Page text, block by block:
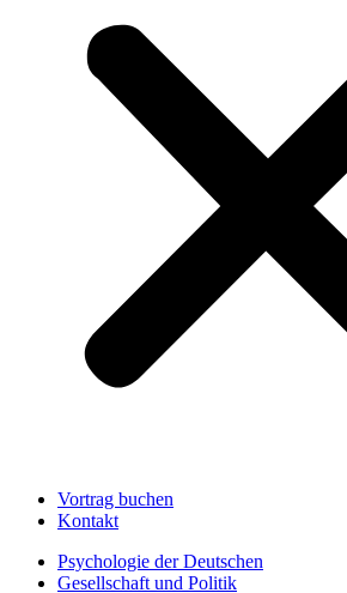
Vortrag buchen
Kontakt
Psychologie der Deutschen
Gesellschaft und Politik